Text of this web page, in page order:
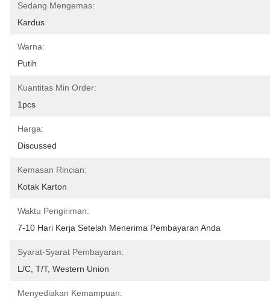
Sedang Mengemas:
Kardus
Warna:
Putih
Kuantitas Min Order:
1pcs
Harga:
Discussed
Kemasan Rincian:
Kotak Karton
Waktu Pengiriman:
7-10 Hari Kerja Setelah Menerima Pembayaran Anda
Syarat-Syarat Pembayaran:
L/C, T/T, Western Union
Menyediakan Kemampuan: